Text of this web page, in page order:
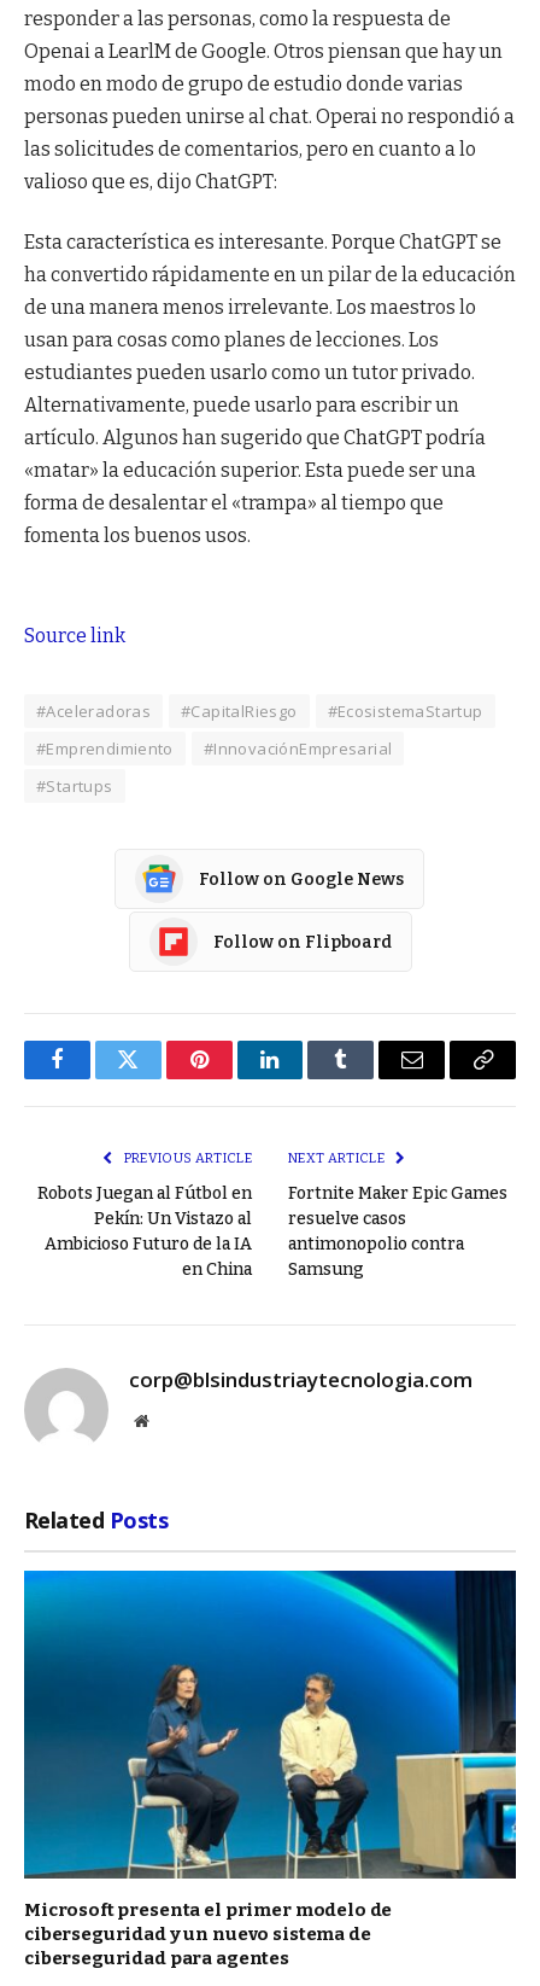
responder a las personas, como la respuesta de
Openai a LearlM de Google. Otros piensan que hay un
modo en modo de grupo de estudio donde varias
personas pueden unirse al chat. Operai no respondió a
las solicitudes de comentarios, pero en cuanto a lo
valioso que es, dijo ChatGPT:
Esta característica es interesante. Porque ChatGPT se
ha convertido rápidamente en un pilar de la educación
de una manera menos irrelevante. Los maestros lo
usan para cosas como planes de lecciones. Los
estudiantes pueden usarlo como un tutor privado.
Alternativamente, puede usarlo para escribir un
artículo. Algunos han sugerido que ChatGPT podría
«matar» la educación superior. Esta puede ser una
forma de desalentar el «trampa» al tiempo que
fomenta los buenos usos.
Source link
#Aceleradoras #CapitalRiesgo
#EcosistemaStartup
#Emprendimiento
#InnovaciónEmpresarial
#Startups
Follow on Google News
Follow on Flipboard
FacebookTwitter PinterestLinkedInTumblr Email
Copy
PREVIOUS ARTICLE
Robots Juegan al Fútbol en
Pekín: Un Vistazo al
Ambicioso Futuro de la IA
en China
NEXT ARTICLE
Fortnite Maker Epic Games
resuelve casos
antimonopolio contra
Samsung
corp@blsindustriaytecnologia.com
Website
Related Posts
Microsoft presenta el primer modelo de
ciberseguridad y un nuevo sistema de
ciberseguridad para agentes